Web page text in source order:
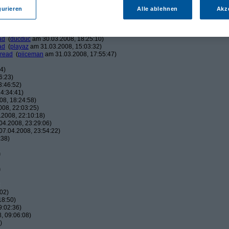
am 30.03.2008, 16:00:59)
(ducducam 30.03.2008, 18:25:10)
(playaz am 31.03.2008, 15:03:32)
(piiceman am 31.03.2008, 17:55:47)
18:24:58)
22:03:25)
22:10:18)
23:29:06)
23:54:22)
09:06:08)
Alle ablehnen